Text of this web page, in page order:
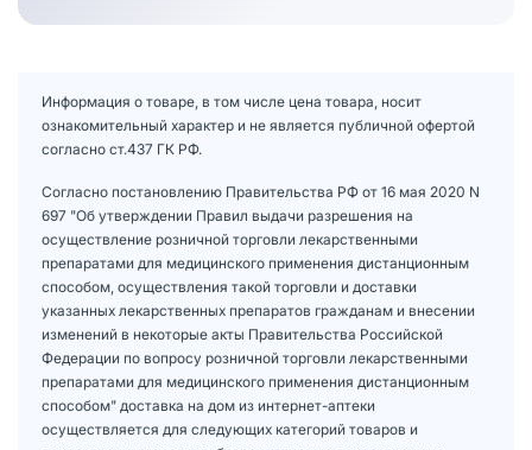
Информация о товаре, в том числе цена товара, носит
ознакомительный характер и не является публичной офертой
согласно ст.437 ГК РФ.
Согласно постановлению Правительства РФ от 16 мая 2020 N
697 "Об утверждении Правил выдачи разрешения на
осуществление розничной торговли лекарственными
препаратами для медицинского применения дистанционным
способом, осуществления такой торговли и доставки
указанных лекарственных препаратов гражданам и внесении
изменений в некоторые акты Правительства Российской
Федерации по вопросу розничной торговли лекарственными
препаратами для медицинского применения дистанционным
способом" доставка на дом из интернет-аптеки
осуществляется для следующих категорий товаров и